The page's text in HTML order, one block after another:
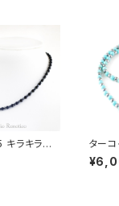
ラキラカ
クトルマリン
ネックレス
ターコ
ト）
レス